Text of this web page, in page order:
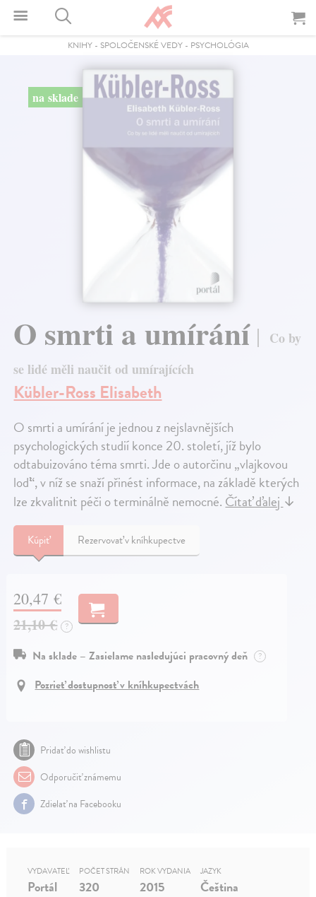
KNIHY- SPOLOČENSKÉ VEDY- PSYCHOLÓGIA
na sklade
O smrti a umírání
Co by
se lidé měli naučit od umírajících
Kübler-Ross Elisabeth
O smrti a umírání je jednou z nejslavnějších
psychologických studií konce 20. století, jíž bylo
odtabuizováno téma smrti. Jde o autorčinu „vlajkovou
loď“, v níž se snaží přinést informace, na základě kterých
lze zkvalitnit péči o terminálně nemocné. Čítať ďalej ↓
Kúpiť Rezervovať v kníhkupectve
20,47 €
21,10 € ?
Na sklade – Zasielame nasledujúci pracovný deň ?
Pozrieť dostupnosť v kníhkupectvách
Pridať do wishlistu
Odporučiť známemu
Zdielať na Facebooku
VYDAVATEĽ
Portál
POČET STRÁN
320
ROK VYDANIA
2015
JAZYK
Čeština